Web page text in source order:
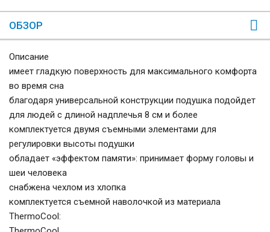
ОБЗОР
Описание
имеет гладкую поверхность для максимального комфорта
во время сна
благодаря универсальной конструкции подушка подойдет
для людей с длиной надплечья 8 см и более
комплектуется двумя съемными элементами для
регулировки высоты подушки
обладает «эффектом памяти»: принимает форму головы и
шеи человека
снабжена чехлом из хлопка
комплектуется съемной наволочкой из материала
ThermoCool: